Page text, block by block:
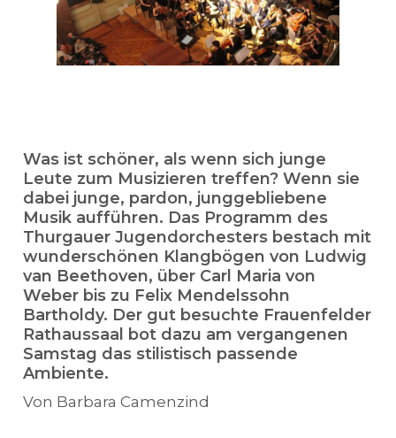
Was ist schöner, als wenn sich junge
Leute zum Musizieren treffen? Wenn sie
dabei junge, pardon, junggebliebene
Musik aufführen. Das Programm des
Thurgauer Jugendorchesters bestach mit
wunderschönen Klangbögen von Ludwig
van Beethoven, über Carl Maria von
Weber bis zu Felix Mendelssohn
Bartholdy. Der gut besuchte Frauenfelder
Rathaussaal bot dazu am vergangenen
Samstag das stilistisch passende
Ambiente.
Von Barbara Camenzind